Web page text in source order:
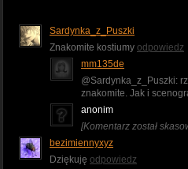
Sardynka_z_Puszki
Znakomite kostiumy odpowiedz
mm135de
@Sardynka_z_Puszki:
znakomite. Jak i
anonim
[Komentarz został
bezimiennyxyz
Dziękuję odpowiedz